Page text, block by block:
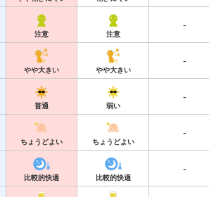
注意 注意
-
やや大きい やや大きい
-
普通 弱い
-
ちょうどよい ちょうどよい
-
比較的快適 比較的快適
-